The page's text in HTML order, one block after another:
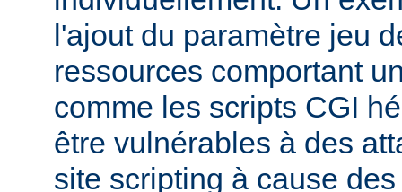
l'ajout du paramètre jeu
ressources comportant
comme les scripts CGI
être vulnérables à des
site scripting à cause